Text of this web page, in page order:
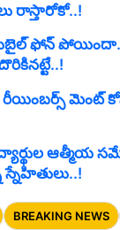
రాస్తారోకో..!
ఫోన్ పోయిందా..
రీయింబర్స్ మెంట్
ఆత్మీయ
స్నేహితులు..!
BREAKING NEWS